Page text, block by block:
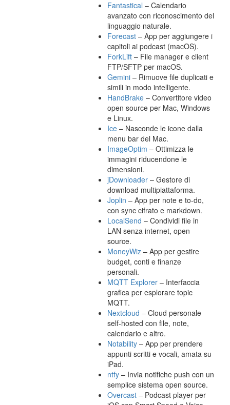
Fantastical – Calendario
avanzato con riconoscimento del
linguaggio naturale.
Forecast – App per aggiungere i
capitoli ai podcast (macOS).
ForkLift – File manager e client
FTP/SFTP per macOS.
Gemini – Rimuove file duplicati e
simili in modo intelligente.
HandBrake – Convertitore video
open source per Mac, Windows
e Linux.
Ice – Nasconde le icone dalla
menu bar del Mac.
ImageOptim – Ottimizza le
immagini riducendone le
dimensioni.
jDownloader – Gestore di
download multipiattaforma.
Joplin – App per note e to-do,
con sync cifrato e markdown.
LocalSend – Condividi file in
LAN senza internet, open
source.
MoneyWiz – App per gestire
budget, conti e finanze
personali.
MQTT Explorer – Interfaccia
grafica per esplorare topic
MQTT.
Nextcloud – Cloud personale
self-hosted con file, note,
calendario e altro.
Notability – App per prendere
appunti scritti e vocali, amata su
iPad.
ntfy – Invia notifiche push con un
semplice sistema open source.
Overcast – Podcast player per